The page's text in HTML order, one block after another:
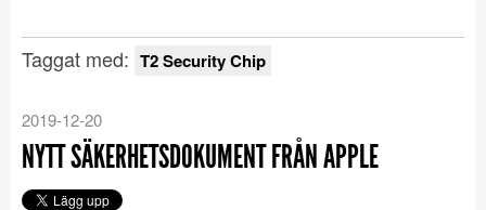
Taggat med: T2 Security Chip
2019-12-20
NYTT SÄKERHETSDOKUMENT FRÅN APPLE